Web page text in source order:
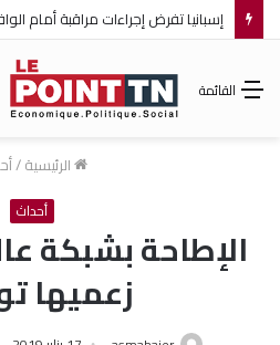
إسبانيا تفرض إجراءات مراقبة أمام
القائمة
الرئيسية/
أحداث
الإطاحة بشبكة
زعميها